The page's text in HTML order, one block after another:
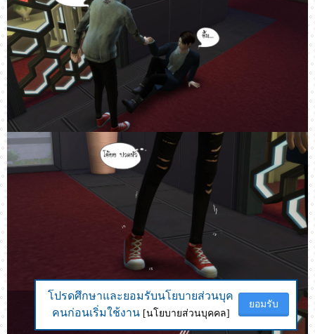
โปรดศึกษาและยอมรับนโยบายส่วนบุค
คนก่อนเริ่มใช้งาน [นโยบายส่วนบุคคล]
ยอมรับ
โปรดศึกษาและยอมรับนโยบายส่วนบุค
คนก่อนเริ่มใช้งาน [นโยบายส่วนบุคคล]
ยอมรับ